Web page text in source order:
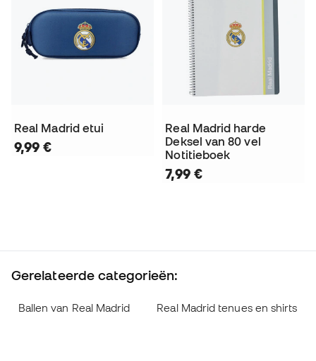
Real Madrid etui
9,99 €
Real Madrid harde
Deksel van 80 vel
Notitieboek
7,99 €
Gerelateerde categorieën:
Ballen van Real Madrid Real Madrid tenues en shirts